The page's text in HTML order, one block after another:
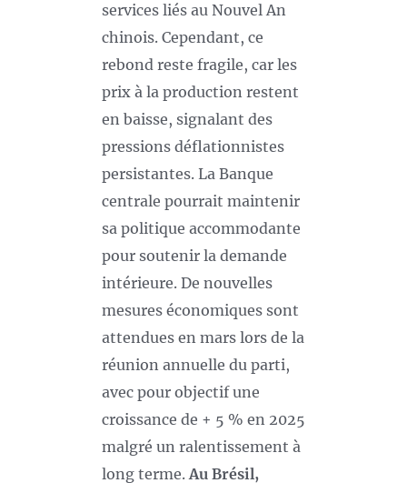
services liés au Nouvel An
chinois. Cependant, ce
rebond reste fragile, car les
prix à la production restent
en baisse, signalant des
pressions déflationnistes
persistantes. La Banque
centrale pourrait maintenir
sa politique accommodante
pour soutenir la demande
intérieure. De nouvelles
mesures économiques sont
attendues en mars lors de la
réunion annuelle du parti,
avec pour objectif une
croissance de + 5 % en 2025
malgré un ralentissement à
long terme.Au Brésil,